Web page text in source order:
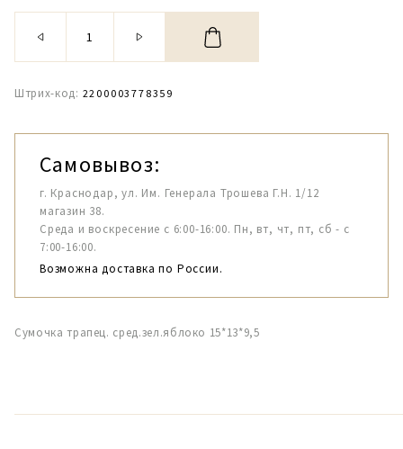
Штрих-код: 2200003778359
Самовывоз:
г. Краснодар, ул. Им. Генерала Трошева Г.Н. 1/12
магазин 38.
Среда и воскресение с 6:00-16:00. Пн, вт, чт, пт, сб - с
7:00-16:00.
Возможна доставка по России.
Сумочка трапец. сред.зел.яблоко 15*13*9,5